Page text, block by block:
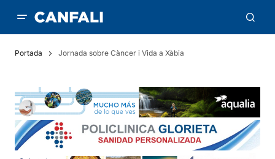
Portada Jornada sobre Càncer i Vida a Xàbia